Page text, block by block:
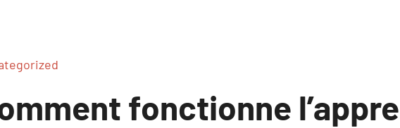
fonctionne